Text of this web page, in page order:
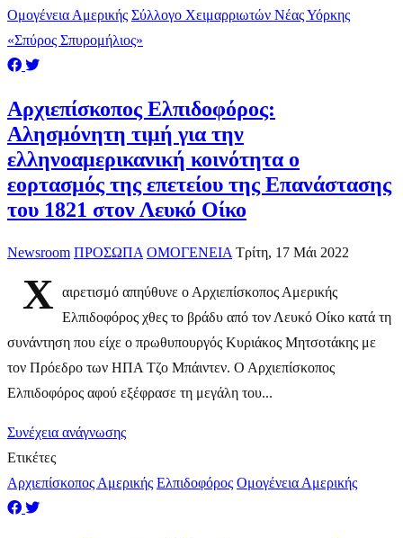
Ομογένεια Αμερικής Σύλλογο Χειμαρριωτών Νέας Υόρκης
«Σπύρος Σπυρομήλιος»
​Αρχιεπίσκοπος Ελπιδοφόρος:
Αλησμόνητη τιμή για την
ελληνοαμερικανική κοινότητα ο
εορτασμός της επετείου της Επανάστασης
του 1821 στον Λευκό Οίκο
Newsroom ΠΡΟΣΩΠΑ ΟΜΟΓΕΝΕΙΑ Τρίτη, 17 Μάι 2022
Χ
αιρετισμό απηύθυνε ο Αρχιεπίσκοπος Αμερικής
Ελπιδοφόρος χθες το βράδυ από τον Λευκό Οίκο κατά τη
συνάντηση που είχε ο πρωθυπουργός Κυριάκος Μητσοτάκης με
τον Πρόεδρο των ΗΠΑ Τζο Μπάιντεν. Ο Αρχιεπίσκοπος
Ελπιδοφόρος αφού εξέφρασε τη μεγάλη του...
Συνέχεια ανάγνωσης
Ετικέτες
Αρχιεπίσκοπος Αμερικής Ελπιδοφόρος Ομογένεια Αμερικής